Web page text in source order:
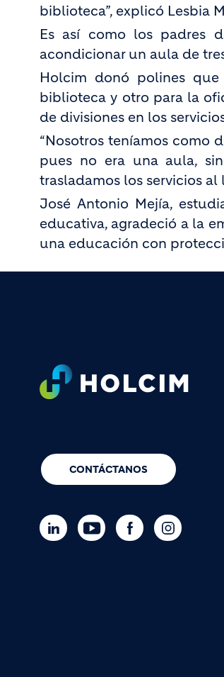
biblioteca”, explicó Lesbia
Es así como los padres
acondicionar un aula de
Holcim donó polines
biblioteca y otro para la
de divisiones en los
“Nosotros teníamos como
pues no era una aula,
trasladamos los servicios
José Antonio Mejía,
educativa, agradeció a la
una educación con
CONTÁCTANOS